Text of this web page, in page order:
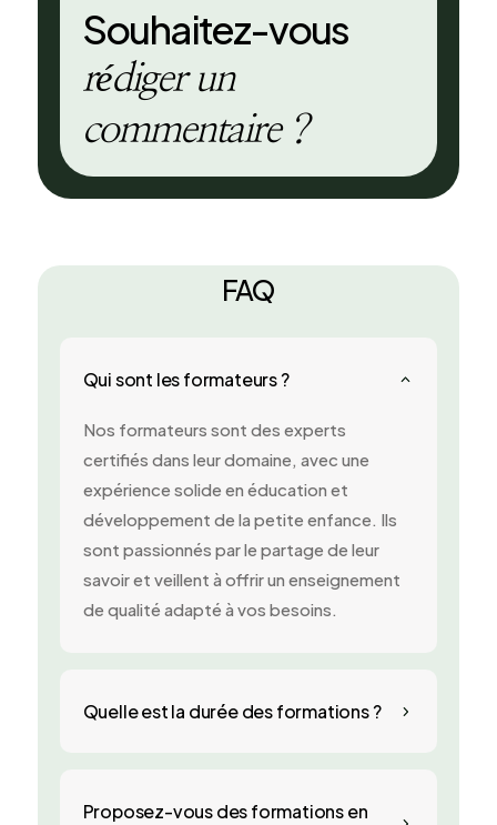
Souhaitez-vous
rédiger un
commentaire ?
FAQ
2
Qui sont les formateurs ?
Nos formateurs sont des experts
certifiés dans leur domaine, avec une
expérience solide en éducation et
développement de la petite enfance. Ils
sont passionnés par le partage de leur
savoir et veillent à offrir un enseignement
de qualité adapté à vos besoins.
5
Quelle est la durée des formations ?
Proposez-vous des formations en